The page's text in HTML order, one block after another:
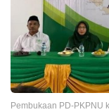
Pembukaan PD-PKPNU